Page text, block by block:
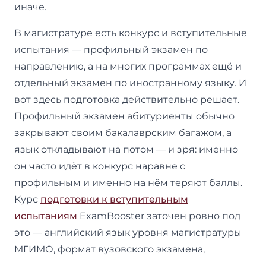
иначе.
В магистратуре есть конкурс и вступительные
испытания — профильный экзамен по
направлению, а на многих программах ещё и
отдельный экзамен по иностранному языку. И
вот здесь подготовка действительно решает.
Профильный экзамен абитуриенты обычно
закрывают своим бакалаврским багажом, а
язык откладывают на потом — и зря: именно
он часто идёт в конкурс наравне с
профильным и именно на нём теряют баллы.
Курс подготовки к вступительным
испытаниям ExamBooster заточен ровно под
это — английский язык уровня магистратуры
МГИМО, формат вузовского экзамена,